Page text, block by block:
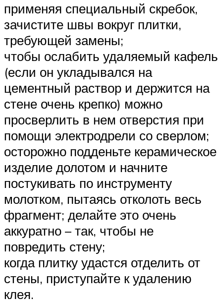
применяя специальный скребок,
зачистите швы вокруг плитки,
требующей замены;
чтобы ослабить удаляемый кафель
(если он укладывался на
цементный раствор и держится на
стене очень крепко) можно
просверлить в нем отверстия при
помощи электродрели со сверлом;
осторожно подденьте керамическое
изделие долотом и начните
постукивать по инструменту
молотком, пытаясь отколоть весь
фрагмент; делайте это очень
аккуратно – так, чтобы не
повредить стену;
когда плитку удастся отделить от
стены, приступайте к удалению
клея.